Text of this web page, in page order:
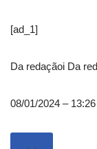
[ad_1]
Da redaçãoi Da
08/01/2024 – 13:26